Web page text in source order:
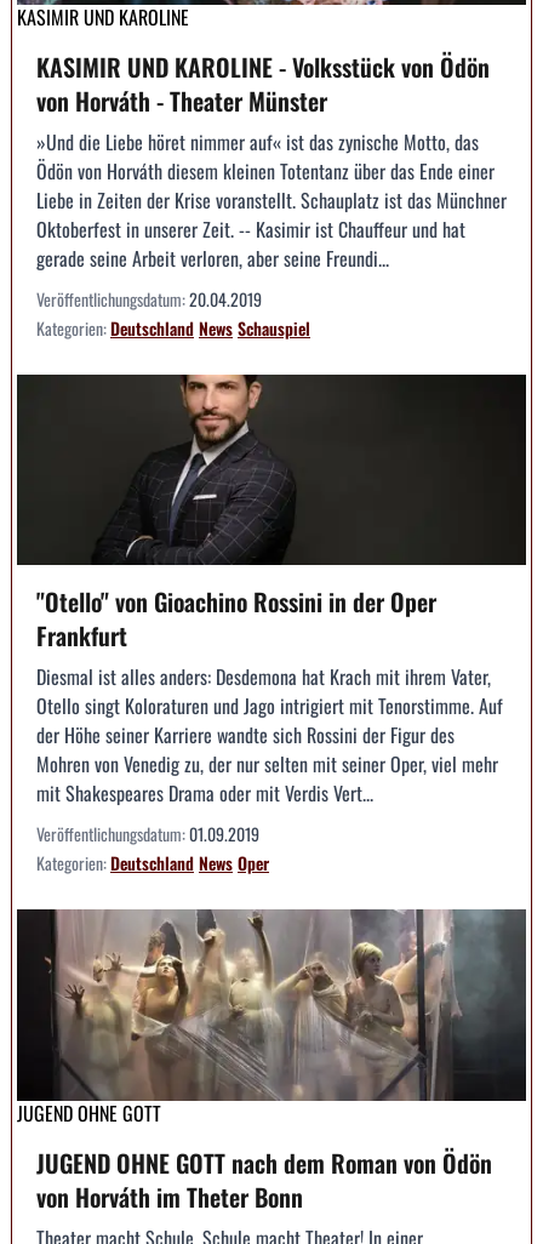
KASIMIR UND KAROLINE
KASIMIR UND KAROLINE - Volksstück von Ödön
von Horváth - Theater Münster
»Und die Liebe höret nimmer auf« ist das zynische Motto, das
Ödön von Horváth diesem kleinen Totentanz über das Ende einer
Liebe in Zeiten der Krise voranstellt. Schauplatz ist das Münchner
Oktoberfest in unserer Zeit. -- Kasimir ist Chauffeur und hat
gerade seine Arbeit verloren, aber seine Freundi...
Veröffentlichungsdatum:20.04.2019
Kategorien:DeutschlandNewsSchauspiel
"Otello" von Gioachino Rossini in der Oper
Frankfurt
Diesmal ist alles anders: Desdemona hat Krach mit ihrem Vater,
Otello singt Koloraturen und Jago intrigiert mit Tenorstimme. Auf
der Höhe seiner Karriere wandte sich Rossini der Figur des
Mohren von Venedig zu, der nur selten mit seiner Oper, viel mehr
mit Shakespeares Drama oder mit Verdis Vert...
Veröffentlichungsdatum:01.09.2019
Kategorien:DeutschlandNewsOper
JUGEND OHNE GOTT
JUGEND OHNE GOTT nach dem Roman von Ödön
von Horváth im Theter Bonn
Theater macht Schule, Schule macht Theater! In einer